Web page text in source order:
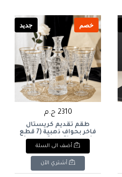
خصم جديد
2310 ج.م
طقم تقديم كريستال
فاخر بحواف ذهبية (7 قطع
) Luxury Gold-Rimmed
Crystal Decanter & Glass
Set (7 Pieces)
أضف الى السلة
أشتري الآن